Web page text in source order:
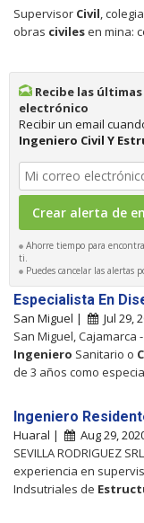
Supervisor Civil ,
obras civilesen mina:
Recibe las
electrónico
Recibir un email
Ingeniero Civil Y
Ahorre tiempo para
ti.
Puedes cancelar las alertas
Especialista En
San Miguel |
Jul 29,
San Miguel, Cajamarca
Ingeniero Sanitario o
de 3 años como
Ingeniero
Huaral | Aug 29,
SEVILLA RODRIGUEZ
experiencia en
Indsutriales de